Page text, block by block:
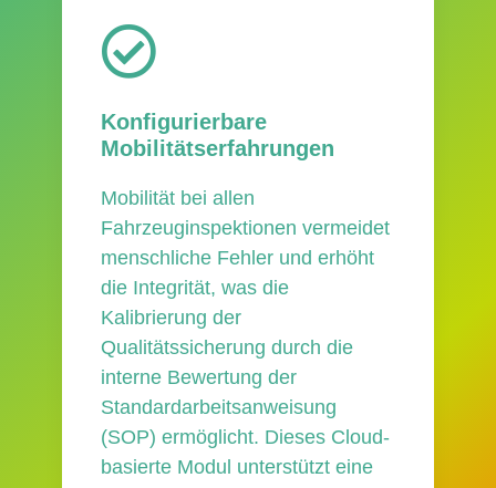
Konfigurierbare
Mobilitätserfahrungen
Mobilität bei allen
Fahrzeuginspektionen vermeidet
menschliche Fehler und erhöht
die Integrität, was die
Kalibrierung der
Qualitätssicherung durch die
interne Bewertung der
Standardarbeitsanweisung
(SOP) ermöglicht. Dieses Cloud-
basierte Modul unterstützt eine